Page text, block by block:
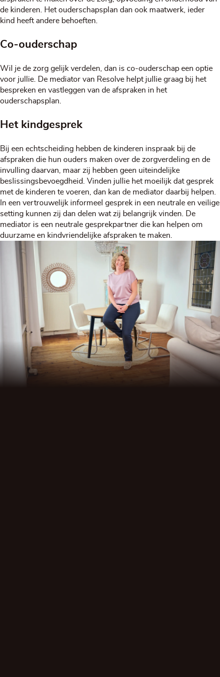
de kinderen. Het ouderschapsplan dan ook maatwerk, ieder
kind heeft andere behoeften.
Co-ouderschap
Wil je de zorg gelijk verdelen, dan is co-ouderschap een optie
voor jullie. De mediator van Resolve helpt jullie graag bij het
bespreken en vastleggen van de afspraken in het
ouderschapsplan.
Het kindgesprek
Bij een echtscheiding hebben de kinderen inspraak bij de
afspraken die hun ouders maken over de zorgverdeling en de
invulling daarvan, maar zij hebben geen uiteindelijke
beslissingsbevoegdheid. Vinden jullie het moeilijk dat gesprek
met de kinderen te voeren, dan kan de mediator daarbij helpen.
In een vertrouwelijk informeel gesprek in een neutrale en veilige
setting kunnen zij dan delen wat zij belangrijk vinden. De
mediator is een neutrale gesprekpartner die kan helpen om
duurzame en kindvriendelijke afspraken te maken.